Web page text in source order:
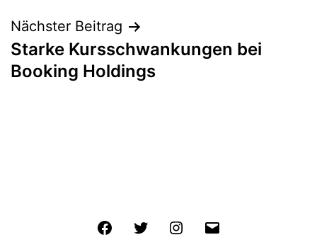
Nächster Beitrag
Starke Kursschwankungen bei
Booking Holdings
FacebookTwitter Instagram